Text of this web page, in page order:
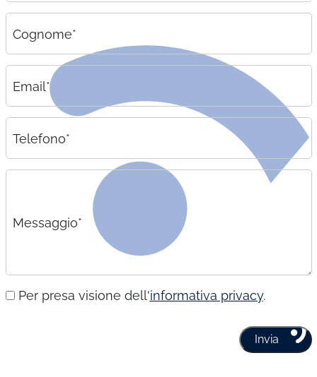
Cognome*
Email*
Telefono*
Messaggio*
Per presa visione dell'informativa privacy.